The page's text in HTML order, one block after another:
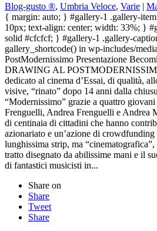
Blog-gusto ®, Umbria Veloce, Varie |
{ margin: auto; } #gallery-1 .gallery-
10px; text-align: center; width: 33%; }
solid #cfcfcf; } #gallery-1 .gallery-
gallery_shortcode() in wp-includes/
PostModernissimo Presentazione
DRAWING AL
dedicato al cinema d’Essai, di qualità,
visive, “rinato” dopo 14 anni dalla
“Modernissimo” grazie a quattro
Frenguelli, Andrea Frenguelli e Andrea
di centinaia di cittadini che hanno
azionariato e un’azione di
lunghissima strip, ma
tratto disegnato da abilissime mani e il
di fantastici musicisti in...
Share on
Share
Tweet
Share